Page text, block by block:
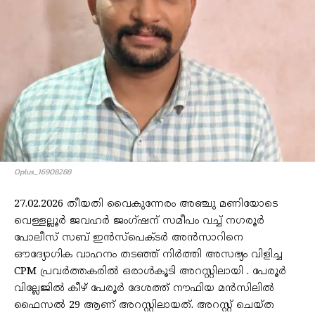
Oplus_16908288
27.02.2026 തീയതി വൈകുന്നേരം അഞ്ചു മണിയോടെ
വെള്ളല്ലൂർ ജവഹർ ജംഗ്ഷന് സമീപം വച്ച് നഗരൂർ
പോലീസ് സബ് ഇൻസ്പെക്ടർ അൻസാറിനെ
ഔദ്യോഗിക വാഹനം തടഞ്ഞ് നിർത്തി അസഭ്യം വിളിച്ച
CPM പ്രവർത്തകരിൽ ഒരാൾകൂടി അറസ്റ്റിലായി . പേരൂർ
വില്ലേജിൽ കീഴ് പേരൂർ ദേശത്ത് നൗഫിയ മൻസിലിൽ
ഫൈസൽ 29 ആണ് അറസ്റ്റിലായത്. അറസ്റ്റ് ചെയ്ത